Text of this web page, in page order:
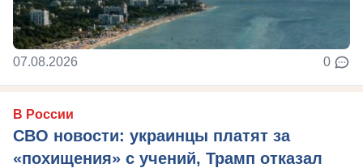
07.08.2026 0
В России
СВО новости: украинцы платят за
«похищения» с учений, Трамп отказал